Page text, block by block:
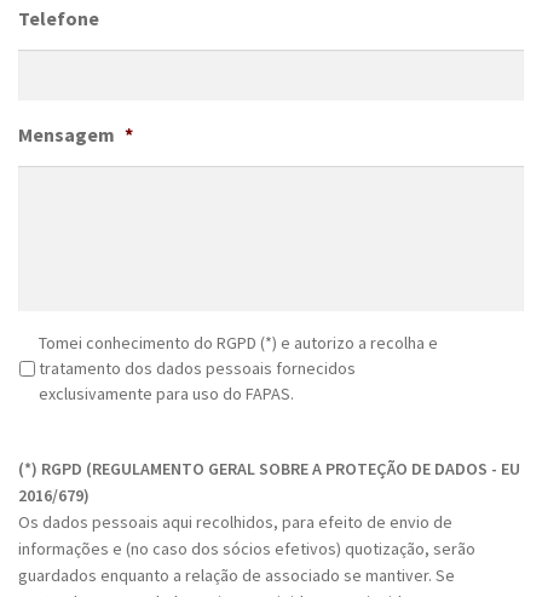
Telefone
Mensagem *
G
Tomei conhecimento do RGPD (*) e autorizo a recolha e
tratamento dos dados pessoais fornecidos
exclusivamente para uso do FAPAS.
A
P
T
C
H
A
(*) RGPD (REGULAMENTO GERAL SOBRE A PROTEÇÃO DE DADOS - EU
2016/679)
Os dados pessoais aqui recolhidos, para efeito de envio de
informações e (no caso dos sócios efetivos) quotização, serão
guardados enquanto a relação de associado se mantiver. Se